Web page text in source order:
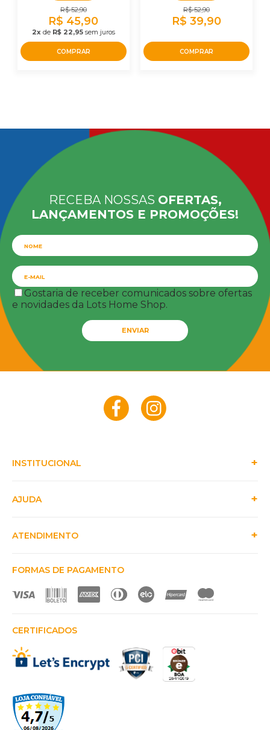
R$ 52,90
R$ 45,90
2xde R$ 22,95sem juros
COMPRAR
R$ 52,90
R$ 39,90
COMPRAR
RECEBA NOSSAS OFERTAS,
LANÇAMENTOS E PROMOÇÕES!
Gostaria de receber comunicados sobre ofertas
e novidades da Lots Home Shop.
ENVIAR
INSTITUCIONAL
AJUDA
ATENDIMENTO
FORMAS DE PAGAMENTO
CERTIFICADOS